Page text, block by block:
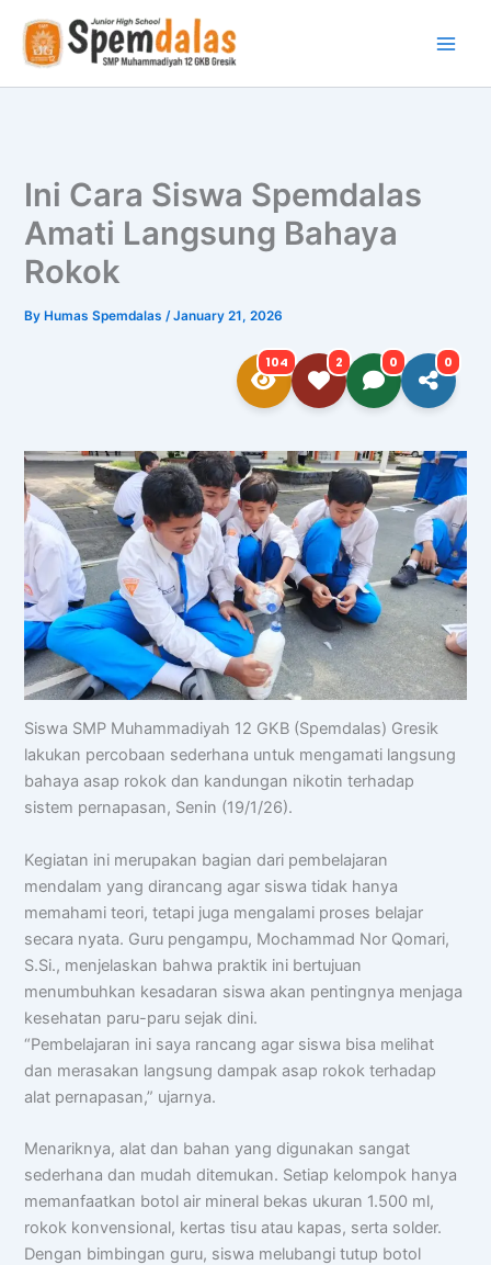
content
Ini Cara Siswa Spemdalas
Amati Langsung Bahaya
Rokok
By Humas Spemdalas/January 21, 2026
104 2 0 0
Siswa SMP Muhammadiyah 12 GKB (Spemdalas) Gresik
lakukan percobaan sederhana untuk mengamati langsung
bahaya asap rokok dan kandungan nikotin terhadap
sistem pernapasan, Senin (19/1/26).
Kegiatan ini merupakan bagian dari pembelajaran
mendalam yang dirancang agar siswa tidak hanya
memahami teori, tetapi juga mengalami proses belajar
secara nyata. Guru pengampu, Mochammad Nor Qomari,
S.Si., menjelaskan bahwa praktik ini bertujuan
menumbuhkan kesadaran siswa akan pentingnya menjaga
kesehatan paru-paru sejak dini.
“Pembelajaran ini saya rancang agar siswa bisa melihat
dan merasakan langsung dampak asap rokok terhadap
alat pernapasan,” ujarnya.
Menariknya, alat dan bahan yang digunakan sangat
sederhana dan mudah ditemukan. Setiap kelompok hanya
memanfaatkan botol air mineral bekas ukuran 1.500 ml,
rokok konvensional, kertas tisu atau kapas, serta solder.
Dengan bimbingan guru, siswa melubangi tutup botol